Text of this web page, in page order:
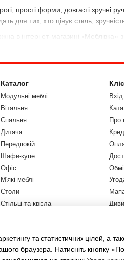
прості форми, довгасті зручні
для тих, хто цінує стиль,
в інтернет-магазині
Каталог
Модульні меблі
Вітальня
Спальня
Дитяча
Передпокій
Шафи-купе
Офіс
М'які меблі
Столи
Стільці та крісла
Про
Акції
та статистичних цілей, а
браузера. Натисніть кнопку